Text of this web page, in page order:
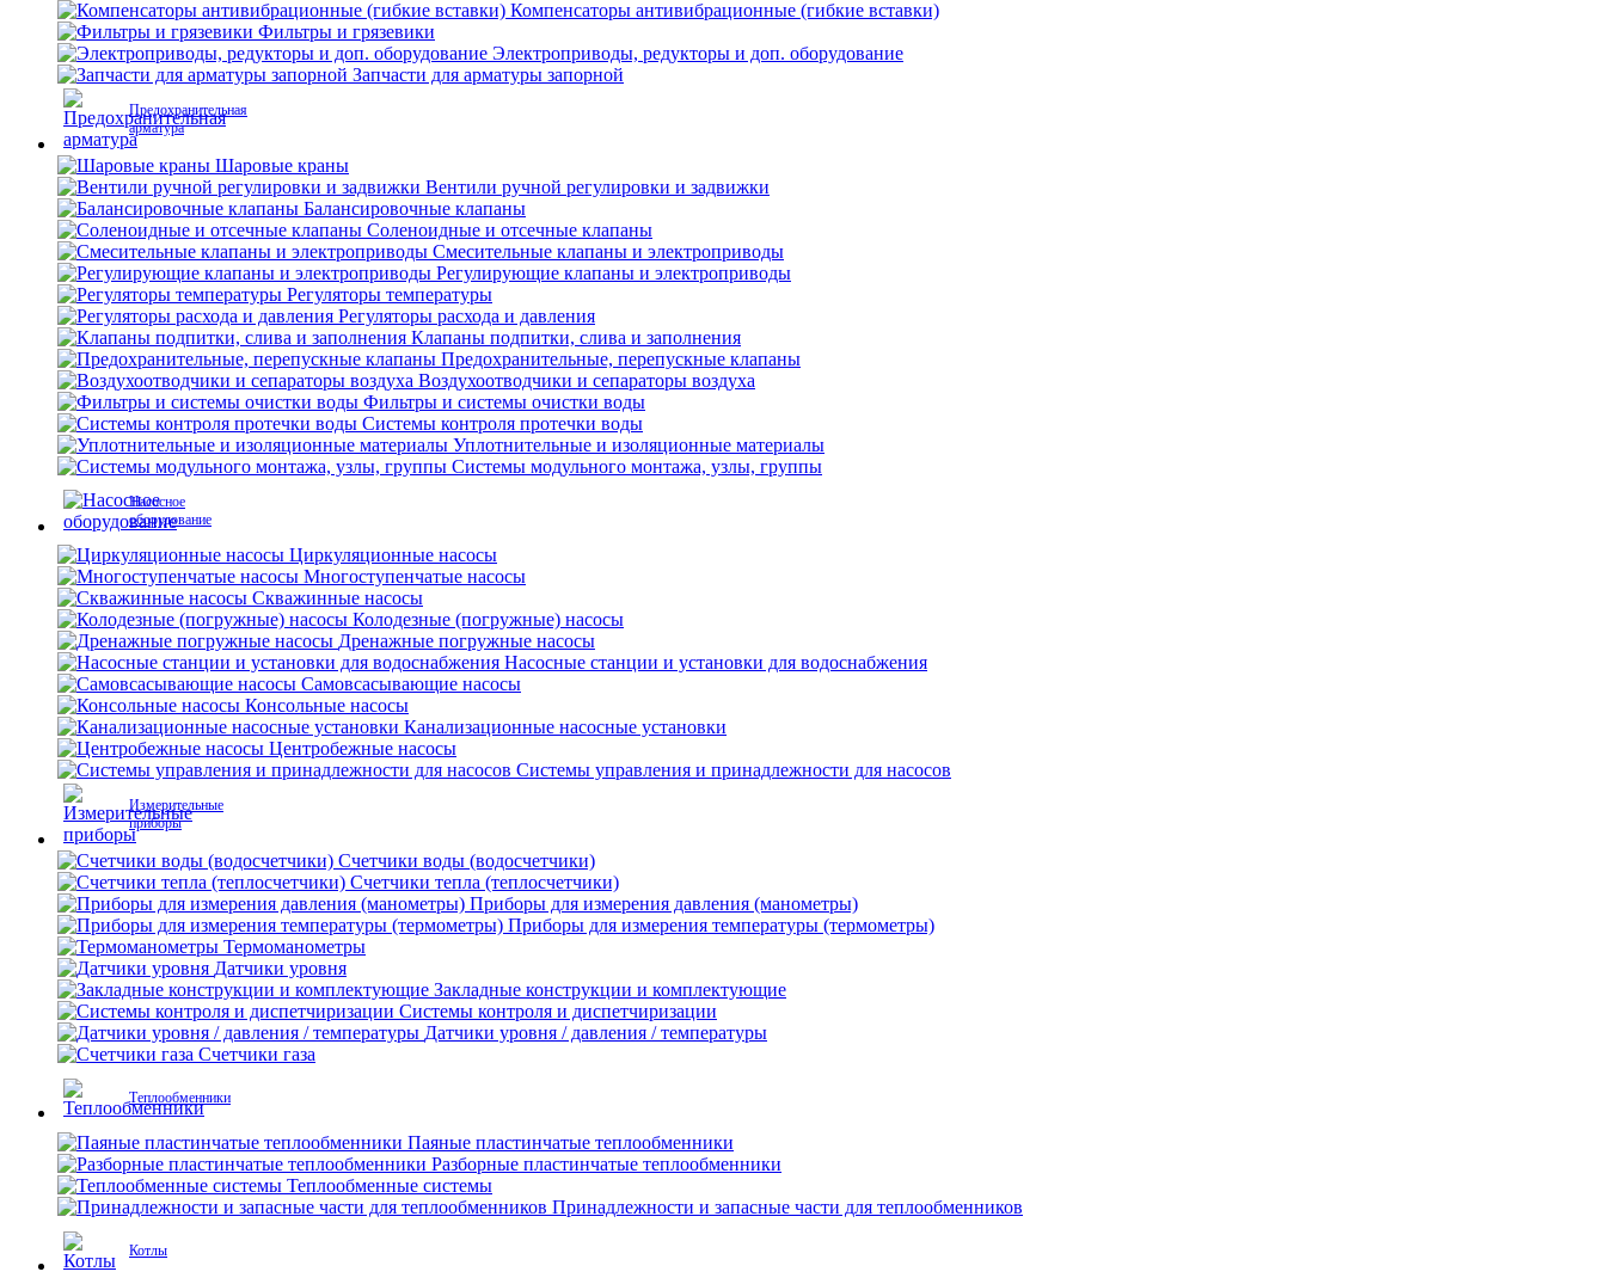
Компенсаторы антивибрационные (гибкие вставки)
Фильтры и грязевики
Электроприводы, редукторы и доп. оборудование
Запчасти для арматуры запорной
Предохранительная
арматура
Шаровые краны
Вентили ручной регулировки и задвижки
Балансировочные клапаны
Соленоидные и отсечные клапаны
Смесительные клапаны и электроприводы
Регулирующие клапаны и электроприводы
Регуляторы температуры
Регуляторы расхода и давления
Клапаны подпитки, слива и заполнения
Предохранительные, перепускные клапаны
Воздухоотводчики и сепараторы воздуха
Фильтры и системы очистки воды
Системы контроля протечки воды
Уплотнительные и изоляционные материалы
Системы модульного монтажа, узлы, группы
Насосное
оборудование
Циркуляционные насосы
Многоступенчатые насосы
Скважинные насосы
Колодезные (погружные) насосы
Дренажные погружные насосы
Насосные станции и установки для водоснабжения
Самовсасывающие насосы
Консольные насосы
Канализационные насосные установки
Центробежные насосы
Системы управления и принадлежности для насосов
Измерительные
приборы
Счетчики воды (водосчетчики)
Счетчики тепла (теплосчетчики)
Приборы для измерения давления (манометры)
Приборы для измерения температуры (термометры)
Термоманометры
Датчики уровня
Закладные конструкции и комплектующие
Системы контроля и диспетчиризации
Датчики уровня / давления / температуры
Счетчики газа
Теплообменники
Паяные пластинчатые теплообменники
Разборные пластинчатые теплообменники
Теплообменные системы
Принадлежности и запасные части для теплообменников
Котлы